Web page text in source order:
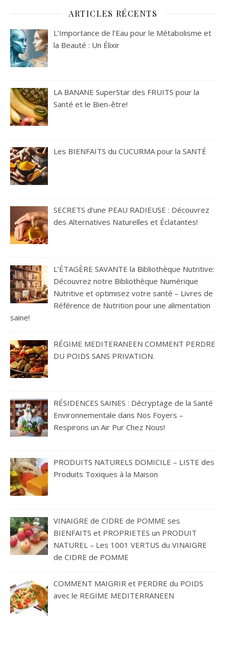
ARTICLES RÉCENTS
L’Importance de l’Eau pour le Métabolisme et
la Beauté : Un Élixir
LA BANANE SuperStar des FRUITS pour la
Santé et le Bien-être!
Les BIENFAITS du CUCURMA pour la SANTÉ
SECRETS d’une PEAU RADIEUSE : Découvrez
des Alternatives Naturelles et Éclatantes!
L’ÉTAGÈRE SAVANTE la Bibliothèque Nutritive:
Découvrez notre Bibliothèque Numérique
Nutritive et optimisez votre santé – Livres de
Référence de Nutrition pour une alimentation
saine!
RÉGIME MEDITERANEEN COMMENT PERDRE
DU POIDS SANS PRIVATION.
RÉSIDENCES SAINES : Décryptage de la Santé
Environnementale dans Nos Foyers –
Respirons un Air Pur Chez Nous!
PRODUITS NATURELS DOMICILE – LISTE des
Produits Toxiques à la Maison
VINAIGRE de CIDRE de POMME ses
BIENFAITS et PROPRIETES un PRODUIT
NATUREL – Les 1001 VERTUS du VINAIGRE
de CIDRE de POMME
COMMENT MAIGRIR et PERDRE du POIDS
avec le REGIME MEDITERRANEEN